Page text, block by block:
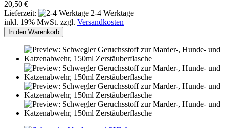
20,50 €
Lieferzeit:
2-4 Werktage
inkl. 19% MwSt. zzgl. Versandkosten
In den Warenkorb